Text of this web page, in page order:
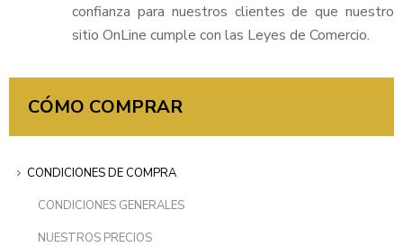
confianza para nuestros clientes de que nuestro
sitio OnLine cumple con las Leyes de Comercio.
CÓMO COMPRAR
CONDICIONES DE COMPRA
CONDICIONES GENERALES
NUESTROS PRECIOS